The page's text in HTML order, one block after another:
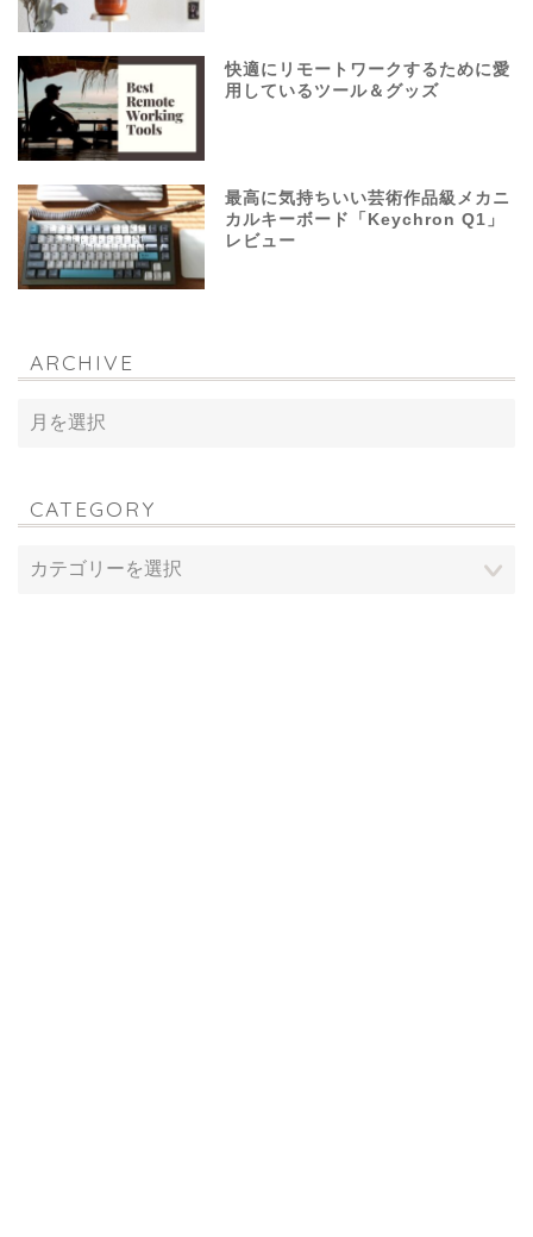
快適にリモートワークするために愛
用しているツール＆グッズ
最高に気持ちいい芸術作品級メカニ
カルキーボード「Keychron Q1」
レビュー
ARCHIVE
CATEGORY